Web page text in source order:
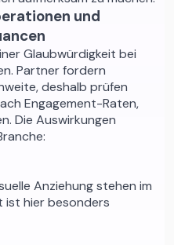
und
Glaubwürdigkeit bei
Partner fordern
deshalb prüfen
Engagement-Raten,
Die Auswirkungen
Anziehung stehen im
ist hier besonders